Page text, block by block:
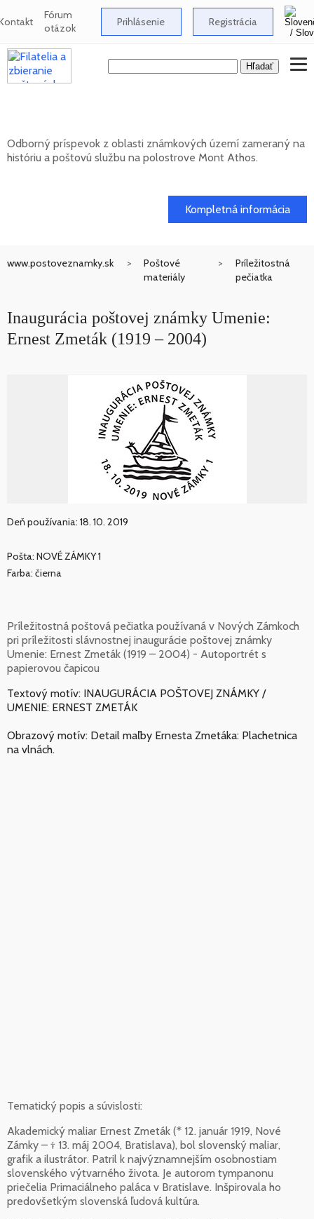
Fórum
otázok Prihlásenie Registrácia
Odborný príspevok z oblasti známkových území zameraný na
históriu a poštovú službu na polostrove Mont Athos.
Kompletná informácia
www.postoveznamky.sk
Poštové
materiály
Príležitostná
pečiatka
Inaugurácia poštovej známky Umenie:
Ernest Zmeták (1919 – 2004)
Deň používania: 18. 10. 2019
Pošta: NOVÉ ZÁMKY 1
Farba: čierna
Príležitostná poštová pečiatka používaná v Nových Zámkoch
pri príležitosti slávnostnej inaugurácie poštovej známky
Umenie: Ernest Zmeták (1919 – 2004) - Autoportrét s
papierovou čapicou
Textový motív: INAUGURÁCIA POŠTOVEJ ZNÁMKY /
UMENIE: ERNEST ZMETÁK
Obrazový motív: Detail maľby Ernesta Zmetáka: Plachetnica
na vlnách.
Tematický popis a súvislosti:
Akademický maliar Ernest Zmeták (* 12. január 1919, Nové
Zámky – † 13. máj 2004, Bratislava), bol slovenský maliar,
grafik a ilustrátor. Patril k najvýznamnejším osobnostiam
slovenského výtvarného života. Je autorom tympanonu
priečelia Primaciálneho paláca v Bratislave. Inšpirovala ho
predovšetkým slovenská ľudová kultúra.